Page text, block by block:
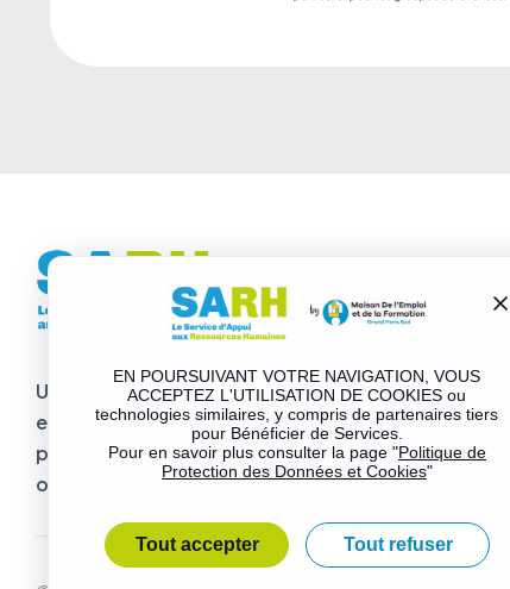
Un service d’appui RH de proximité, personnalisé et
entièrement pris en charge pour apporter une
première réponse, informer sur les sujets RH et
orienter.
EN POURSUIVANT VOTRE NAVIGATION, VOUS
ACCEPTEZ L'UTILISATION DE COOKIES ou
technologies similaires, y compris de partenaires tiers
pour Bénéficier de Services.
Pour en savoir plus consulter la page "Politique de
Protection des Données et Cookies"
Tout accepter Tout refuser